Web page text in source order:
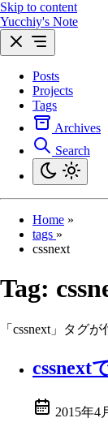
Skip to content
Yucchiy's Note
Posts
Projects
Tags
Archives
Search
Home »
tags »
cssnext
Tag:
「cssnext」タグ
cssnext
2015年4